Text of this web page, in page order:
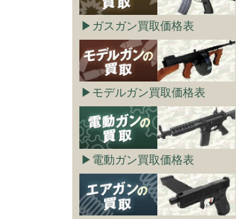
ガスガン買取価格表
モデルガン買取価格表
電動ガン買取価格表